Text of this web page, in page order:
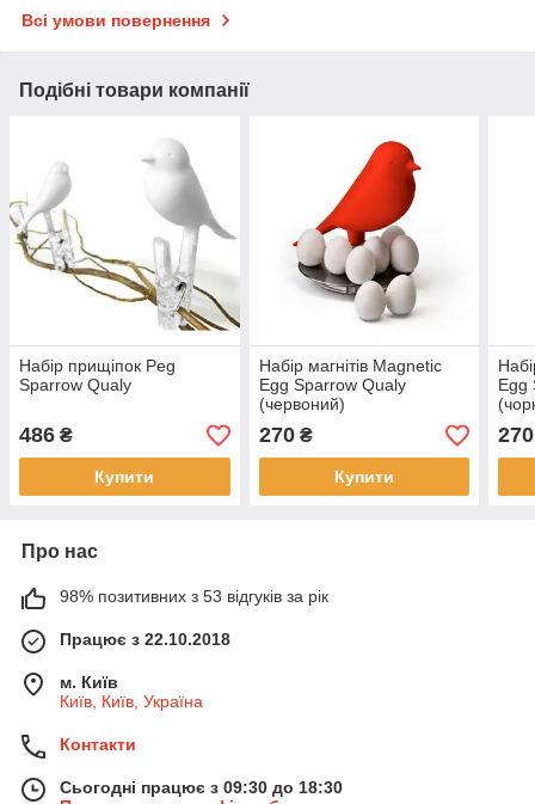
Всі умови повернення
Подібні товари компанії
Набір прищіпок Peg
Sparrow Qualy
486 ₴
Купити
Набір магнітів Magnetic
Egg Sparrow Qualy
(червоний)
270₴
Купити
Egg
270
Про нас
98% позитивних з 53 відгуків за рік
Працює з 22.10.2018
м. Київ
Київ, Київ, Україна
Контакти
Сьогодні працює з 09:30 до 18:30